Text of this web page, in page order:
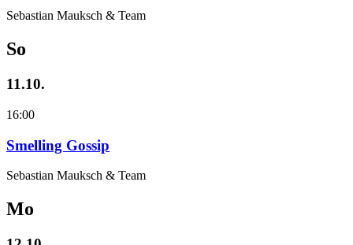
Sebastian Mauksch & Team
So
11.10.
16:00
Smelling Gossip
Sebastian Mauksch & Team
Mo